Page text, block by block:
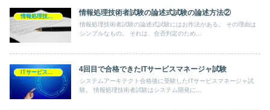
情報処理技術者試験の論述式試験の論述方法②
情報処理技術者試験の論述式試験にはお作法がある。 その理由は
シンプルなもの。 それは、合否判定のため...
ITサービスマネージャ 4回目で合格できたITサービスマネージャ試験
システムアーキテクト合格後に受験したITサービスマネージャ試
験。 情報処理技術者試験はシステム開発に...